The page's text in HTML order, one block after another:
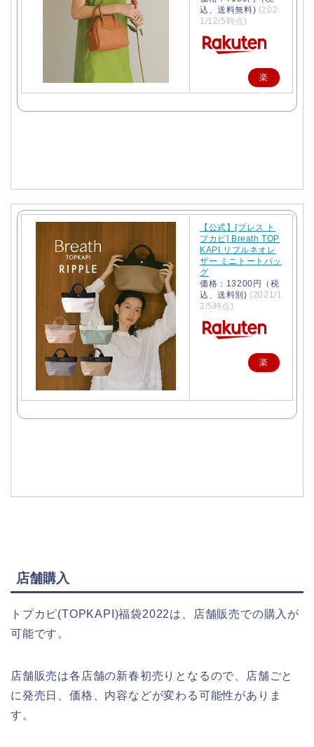
込、送料無料) (202
1/12/5時点)
楽
天
【公式】[ブレス ト
プカピ] Breath TOP
KAPI リプルネオレ
ザー ミニトートバッ
グ
価格：13200円（税
込、送料別) (2021/1
2/5時点)
楽
で
購
店舗購入
トプカピ(TOPKAPI)福袋2022は、店舗販売での購入が
可能です。
店舗販売は各店舗の新春初売りとなるので、店舗ごと
に発売日、価格、内容などが変わる可能性がありま
す。